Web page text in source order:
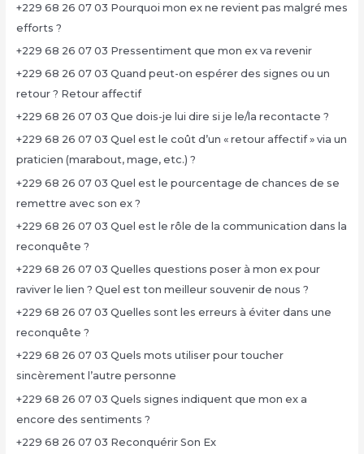
+229 68 26 07 03 Pourquoi mon ex ne revient pas malgré mes
efforts ?
+229 68 26 07 03 Pressentiment que mon ex va revenir
+229 68 26 07 03 Quand peut-on espérer des signes ou un
retour ? Retour affectif
+229 68 26 07 03 Que dois-je lui dire si je le/la recontacte ?
+229 68 26 07 03 Quel est le coût d’un « retour affectif » via un
praticien (marabout, mage, etc.) ?
+229 68 26 07 03 Quel est le pourcentage de chances de se
remettre avec son ex ?
+229 68 26 07 03 Quel est le rôle de la communication dans la
reconquête ?
+229 68 26 07 03 Quelles questions poser à mon ex pour
raviver le lien ? Quel est ton meilleur souvenir de nous ?
+229 68 26 07 03 Quelles sont les erreurs à éviter dans une
reconquête ?
+229 68 26 07 03 Quels mots utiliser pour toucher
sincèrement l’autre personne
+229 68 26 07 03 Quels signes indiquent que mon ex a
encore des sentiments ?
+229 68 26 07 03 Reconquérir Son Ex